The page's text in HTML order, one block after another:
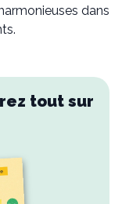
dans
tout sur